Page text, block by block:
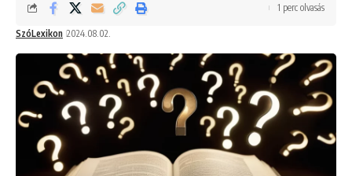
SzóLexikon 2024.08.02.
1 perc olvasás